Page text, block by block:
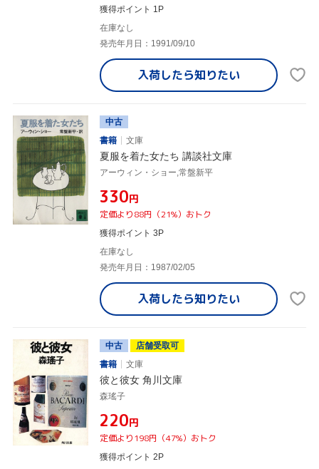
獲得ポイント 1P
在庫なし
発売年月日：1991/09/10
入荷したら知りたい
中古
書籍
文庫
夏服を着た女たち 講談社文庫
アーウィン・ショー,常盤新平
¥330円
定価より88円（21%）おトク
獲得ポイント 3P
在庫なし
発売年月日：1987/02/05
入荷したら知りたい
中古
店舗受取可
書籍
文庫
彼と彼女 角川文庫
森瑤子
¥220円
定価より198円（47%）おトク
獲得ポイント 2P